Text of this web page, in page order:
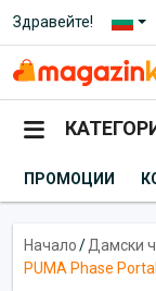
Здравейте!
ПРОМОЦИИ
Начало/Дамски
PUMA Phase